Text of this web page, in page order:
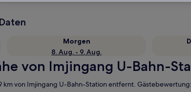
Morgen
8. Aug. - 9. Aug.
von Imjingang U-Bahn-
von Imjingang U-Bahn-Station entfernt.